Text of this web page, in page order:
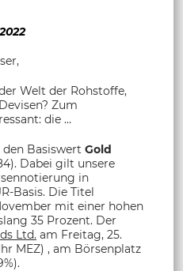
Welt der Rohstoffe,
Zum
die …
Basiswert Gold
Dabei gilt unsere
in
Basis. Die Titel
mit einer hohen
35 Prozent. Der
Ltd. am Freitag, 25.
MEZ) , am Börsenplatz